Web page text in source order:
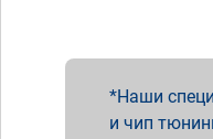
Наши
и чип